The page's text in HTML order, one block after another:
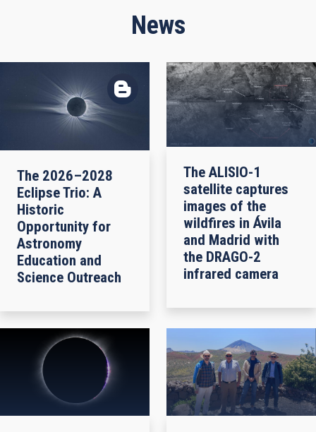
News
The 2026–2028
Eclipse Trio: A
Historic
Opportunity for
Astronomy
Education and
Science Outreach
The ALISIO-1
satellite captures
images of the
wildfires in Ávila
and Madrid with
the DRAGO-2
infrared camera